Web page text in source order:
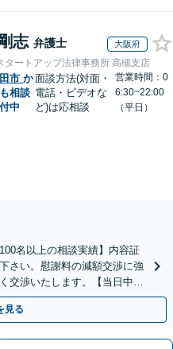
志 弁護士 大阪府
タートアップ法律事務所 高槻支店
市 か
相談
中
面談方法(対面・
電話・ビデオな
ど)は応相談
営業時間：0
6:30~22:00
（平日）
名以上の相談実績】内容証
さい。慰謝料の減額交渉に強
交渉いたします。【当日中の
見る